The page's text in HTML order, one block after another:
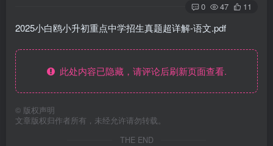
0 47 11
2025小白鸥小升初重点中学招生真题超详解-语文.pdf
此处内容已隐藏，请评论后刷新页面查看.
© 版权声明
文章版权归作者所有，未经允许请勿转载。
THE END